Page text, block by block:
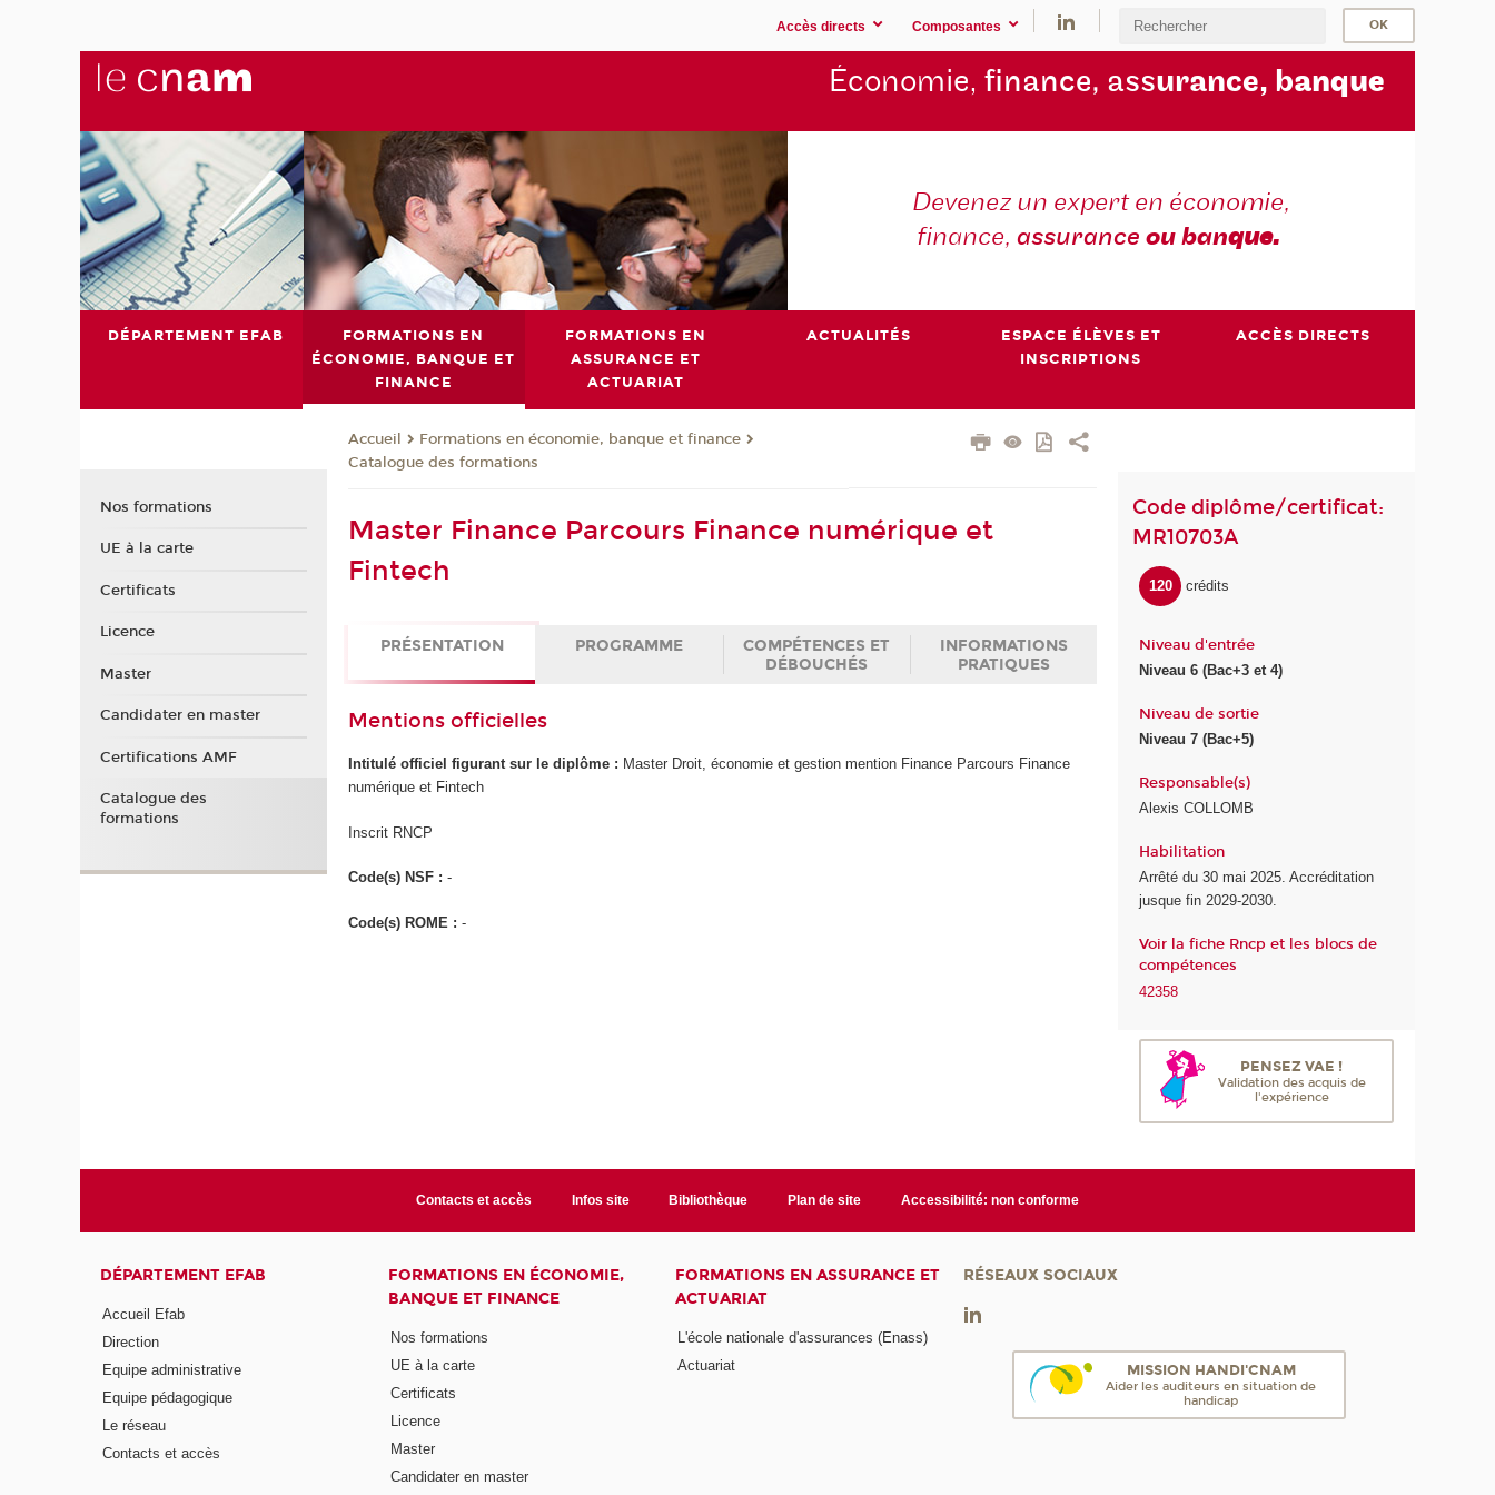
Accès directs Composantes
Économie, finance, assurance, banque
Devenez un expert en économie,
finance, assurance ou banque.
DÉPARTEMENT EFAB
FORMATIONS EN
ÉCONOMIE, BANQUE ET
FINANCE
FORMATIONS EN
ASSURANCE ET
ACTUARIAT
ACTUALITÉS
ESPACE ÉLÈVES ET
INSCRIPTIONS
ACCÈS DIRECTS
Accueil
Formations en économie, banque et finance
Catalogue des formations
Master Finance Parcours Finance numérique et
Fintech
PRÉSENTATION PROGRAMME
COMPÉTENCES ET
DÉBOUCHÉS
INFORMATIONS
PRATIQUES
Mentions officielles
Intitulé officiel figurant sur le diplôme : Master Droit, économie et gestion mention Finance Parcours Finance
numérique et Fintech
Inscrit RNCP
Code(s) NSF :-
Code(s) ROME :-
Code diplôme/certificat:
MR10703A
120 crédits
Niveau d'entrée
Niveau 6 (Bac+3 et 4)
Niveau de sortie
Niveau 7 (Bac+5)
Responsable(s)
Alexis COLLOMB
Habilitation
Arrêté du 30 mai 2025. Accréditation
jusque fin 2029-2030.
Voir la fiche Rncp et les blocs de
compétences
42358
PENSEZ VAE !
Validation des acquis de
l'expérience
Nos formations
UE à la carte
Certificats
Licence
Master
Candidater en master
Certifications AMF
Catalogue des
formations
Contacts et accès Infos site Bibliothèque Plan de site Accessibilité: non conforme
DÉPARTEMENT EFAB
Accueil Efab
Direction
Equipe administrative
Equipe pédagogique
Le réseau
Contacts et accès
FORMATIONS EN ÉCONOMIE,
BANQUE ET FINANCE
Nos formations
UE à la carte
Certificats
Licence
Master
Candidater en master
FORMATIONS EN ASSURANCE ET
ACTUARIAT
L'école nationale d'assurances (Enass)
Actuariat
RÉSEAUX SOCIAUX
MISSION HANDI'CNAM
Aider les auditeurs en situation de
handicap